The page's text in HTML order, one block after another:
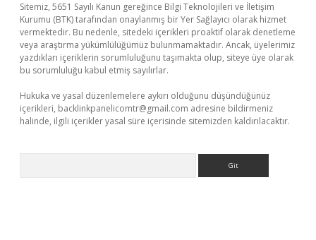
Sitemiz, 5651 Sayılı Kanun gereğince Bilgi Teknolojileri ve İletişim
Kurumu (BTK) tarafından onaylanmış bir Yer Sağlayıcı olarak hizmet
vermektedir. Bu nedenle, sitedeki içerikleri proaktif olarak denetleme
veya araştırma yükümlülüğümüz bulunmamaktadır. Ancak, üyelerimiz
yazdıkları içeriklerin sorumluluğunu taşımakta olup, siteye üye olarak
bu sorumluluğu kabul etmiş sayılırlar.
Hukuka ve yasal düzenlemelere aykırı olduğunu düşündüğünüz
içerikleri, backlinkpanelicomtr@gmail.com adresine bildirmeniz
halinde, ilgili içerikler yasal süre içerisinde sitemizden kaldırılacaktır.